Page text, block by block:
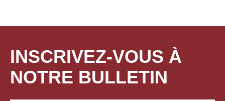
INSCRIVEZ-VOUS À
NOTRE BULLETIN